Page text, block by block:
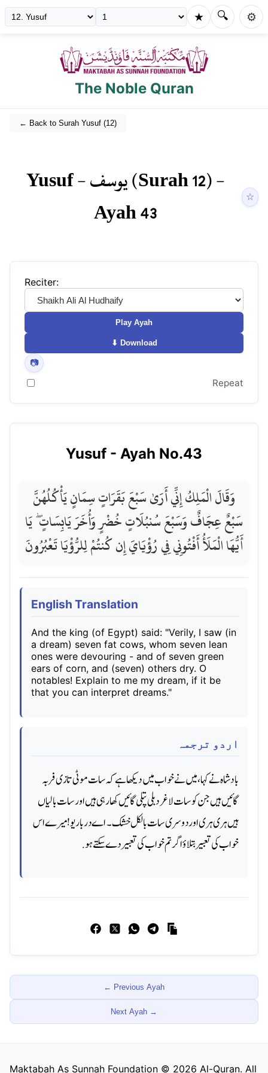
★ 🔍 ⚙️
The Noble Quran
← Back to Surah Yusuf (12)
Yusuf-يوسف(Surah12) -
Ayah43
☆
Reciter:
Play Ayah
⬇ Download
📷
Repeat
Yusuf - Ayah No.43
وَقَالَ الْمَلِكُ إِنِّي أَرَىٰ سَبْعَ بَقَرَاتٍ سِمَانٍ يَأْكُلُهُنَّ
سَبْعٌ عِجَافٌ وَسَبْعَ سُنبُلَاتٍ خُضْرٍ وَأُخَرَ يَابِسَاتٍ ۖ يَا
أَيُّهَا الْمَلَأُ أَفْتُونِي فِي رُؤْيَايَ إِن كُنتُمْ لِلرُّؤْيَا تَعْبُرُونَ
English Translation
And the king (of Egypt) said: "Verily, I saw (in
a dream) seven fat cows, whom seven lean
ones were devouring - and of seven green
ears of corn, and (seven) others dry. O
notables! Explain to me my dream, if it be
that you can interpret dreams."
اردو ترجمہ
بادشاه نے کہا، میں نے خواب میں دیکھا ہے کہ سات موٹی تازی فربہ
گائیں ہیں جن کو سات لاغر دبلی پتلی گائیں کھا رہی ہیں اور سات بالیاں
ہیں ہری ہری اور دوسری سات بالکل خشک۔ اے درباریو! میرے اس
خواب کی تعبیر بتلاؤ اگر تم خواب کی تعبیر دے سکتے ہو.
← Previous Ayah
Next Ayah →
Maktabah As Sunnah Foundation © 2026 Al-Quran. All